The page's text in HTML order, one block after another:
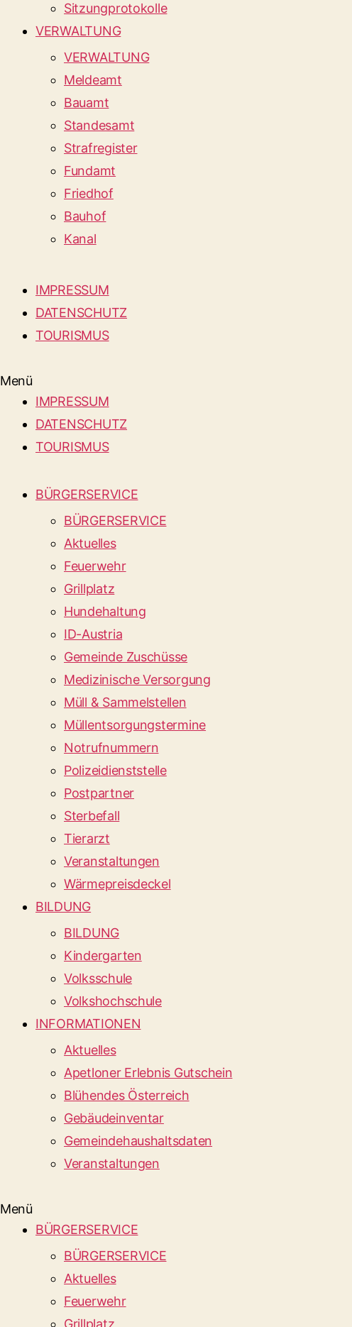
Sitzungprotokolle
VERWALTUNG
VERWALTUNG
Meldeamt
Bauamt
Standesamt
Strafregister
Fundamt
Friedhof
Bauhof
Kanal
IMPRESSUM
DATENSCHUTZ
TOURISMUS
Menü
IMPRESSUM
DATENSCHUTZ
TOURISMUS
BÜRGERSERVICE
BÜRGERSERVICE
Aktuelles
Feuerwehr
Grillplatz
Hundehaltung
ID-Austria
Gemeinde Zuschüsse
Medizinische Versorgung
Müll & Sammelstellen
Müllentsorgungstermine
Notrufnummern
Polizeidienststelle
Postpartner
Sterbefall
Tierarzt
Veranstaltungen
Wärmepreisdeckel
BILDUNG
BILDUNG
Kindergarten
Volksschule
Volkshochschule
INFORMATIONEN
Aktuelles
Apetloner Erlebnis Gutschein
Blühendes Österreich
Gebäudeinventar
Gemeindehaushaltsdaten
Veranstaltungen
Menü
BÜRGERSERVICE
BÜRGERSERVICE
Aktuelles
Feuerwehr
Grillplatz